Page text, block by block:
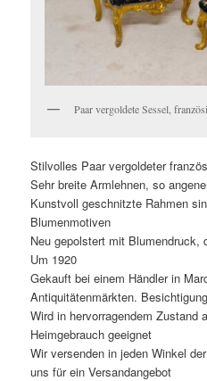
Paar vergoldete Sessel,
Stilvolles Paar vergoldeter
Sehr breite Armlehnen, so
Kunstvoll geschnitzte Rahmen
Blumenmotiven
Neu gepolstert mit Blumendruck,
Um 1920
Gekauft bei einem Händler in
Antiquitätenmärkten.
Wird in hervorragendem Zustand
Heimgebrauch geeignet
Wir versenden in jeden Winkel
uns für ein Versandangebot